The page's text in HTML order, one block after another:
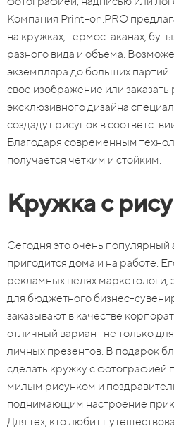
Компания Print-on.PRO
на кружках, термостаканах,
разного вида и объема.
экземпляра до больших
свое изображение или заказать
эксклюзивного дизайна
создадут рисунок в
Благодаря современным
получается четким и стойким.
Кружка с
Сегодня это очень популярный
пригодится дома и на работе.
рекламных целях маркетологи,
для бюджетного бизнес-
заказывают в качестве
отличный вариант не только
личных презентов. В подарок
сделать кружку с фотографией
милым рисунком и
поднимающим настроение
Для тех, кто любит